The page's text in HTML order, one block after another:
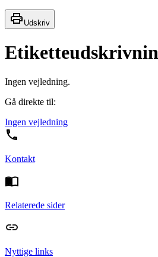
Udskriv
Ingen vejledning.
Gå direkte til:
Ingen vejledning
Kontakt
Relaterede sider
Nyttige links